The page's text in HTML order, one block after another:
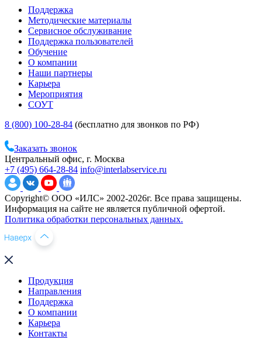
Поддержка
Методические материалы
Сервисное обслуживание
Поддержка пользователей
Обучение
О компании
Наши партнеры
Карьера
Мероприятия
СОУТ
8 (800) 100-28-84 (бесплатно для звонков по РФ)
Заказать звонок
Центральный офис, г. Москва
+7 (495) 664-28-84 info@interlabservice.ru
Copyright© ООО «ИЛС» 2002-2026г. Все права защищены.
Информация на сайте не является публичной офертой.
Политика обработки персональных данных.
Продукция
Направления
Поддержка
О компании
Карьера
Контакты